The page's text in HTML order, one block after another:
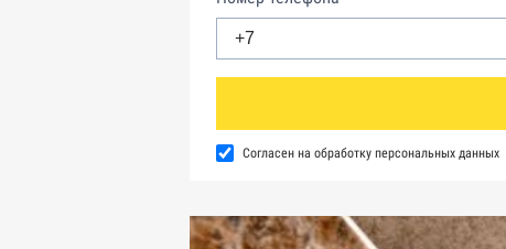
Согласен на обработку персональных данных